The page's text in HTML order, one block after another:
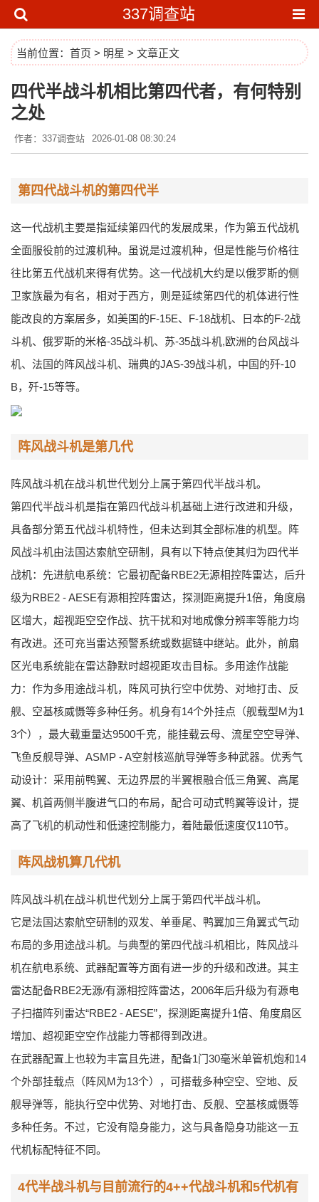
337调查站
当前位置： 首页 > 明星 > 文章正文
四代半战斗机相比第四代者，有何特别
之处
作者：337调查站 2026-01-08 08:30:24
第四代战斗机的第四代半
这一代战机主要是指延续第四代的发展成果，作为第五代战机
全面服役前的过渡机种。虽说是过渡机种，但是性能与价格往
往比第五代战机来得有优势。这一代战机大约是以俄罗斯的侧
卫家族最为有名，相对于西方，则是延续第四代的机体进行性
能改良的方案居多，如美国的F-15E、F-18战机、日本的F-2战
斗机、俄罗斯的米格-35战斗机、苏-35战斗机,欧洲的台风战斗
机、法国的阵风战斗机、瑞典的JAS-39战斗机，中国的歼-10
B，歼-15等等。
阵风战斗机是第几代
阵风战斗机在战斗机世代划分上属于第四代半战斗机。
第四代半战斗机是指在第四代战斗机基础上进行改进和升级，
具备部分第五代战斗机特性，但未达到其全部标准的机型。阵
风战斗机由法国达索航空研制，具有以下特点使其归为四代半
战机：先进航电系统：它最初配备RBE2无源相控阵雷达，后升
级为RBE2 - AESE有源相控阵雷达，探测距离提升1倍，角度扇
区增大，超视距空空作战、抗干扰和对地成像分辨率等能力均
有改进。还可充当雷达预警系统或数据链中继站。此外，前扇
区光电系统能在雷达静默时超视距攻击目标。多用途作战能
力：作为多用途战斗机，阵风可执行空中优势、对地打击、反
舰、空基核威慑等多种任务。机身有14个外挂点（舰载型M为1
3个），最大载重量达9500千克，能挂载云母、流星空空导弹、
飞鱼反舰导弹、ASMP - A空射核巡航导弹等多种武器。优秀气
动设计：采用前鸭翼、无边界层的半翼根融合低三角翼、高尾
翼、机首两侧半腹进气口的布局，配合可动式鸭翼等设计，提
高了飞机的机动性和低速控制能力，着陆最低速度仅110节。
阵风战机算几代机
阵风战斗机在战斗机世代划分上属于第四代半战斗机。
它是法国达索航空研制的双发、单垂尾、鸭翼加三角翼式气动
布局的多用途战斗机。与典型的第四代战斗机相比，阵风战斗
机在航电系统、武器配置等方面有进一步的升级和改进。其主
雷达配备RBE2无源/有源相控阵雷达，2006年后升级为有源电
子扫描阵列雷达“RBE2 - AESE”，探测距离提升1倍、角度扇区
增加、超视距空空作战能力等都得到改进。
在武器配置上也较为丰富且先进，配备1门30毫米单管机炮和14
个外部挂载点（阵风M为13个），可搭载多种空空、空地、反
舰导弹等，能执行空中优势、对地打击、反舰、空基核威慑等
多种任务。不过，它没有隐身能力，这与具备隐身功能这一五
代机标配特征不同。
4代半战斗机与目前流行的4++代战斗机和5代机有